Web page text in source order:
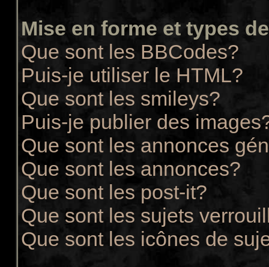
Mise en forme et types
Que sont les BBCodes?
Puis-je utiliser le HTML?
Que sont les smileys?
Puis-je publier des
Que sont les annonces
Que sont les annonces?
Que sont les post-it?
Que sont les sujets
Que sont les icônes de